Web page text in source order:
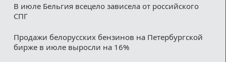
В июле Бельгия всецело зависела от российского
СПГ
Продажи белорусских бензинов на Петербургской
бирже в июле выросли на 16%